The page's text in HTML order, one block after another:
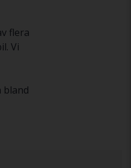
flera
Vi
bland